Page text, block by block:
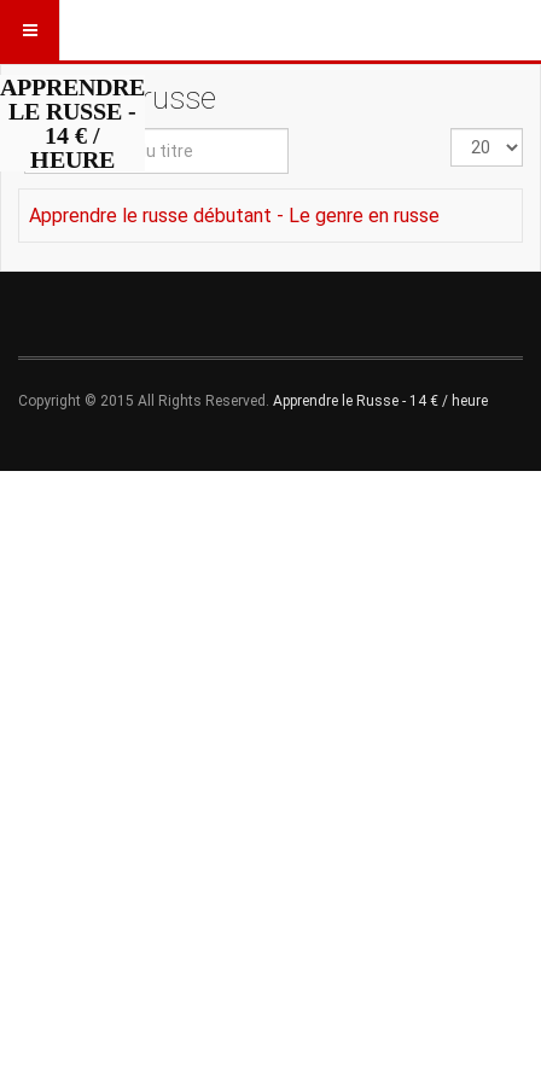
APPRENDRE
LE RUSSE -
14 € /
HEURE
genre en russe
Saisir
partie
du
Affichage
Apprendre le russe débutant - Le genre en russe
Copyright © 2015 All Rights Reserved. Apprendre le Russe - 14 € / heure